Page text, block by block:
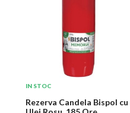
IN STOC
Rezerva Candela Bispol cu